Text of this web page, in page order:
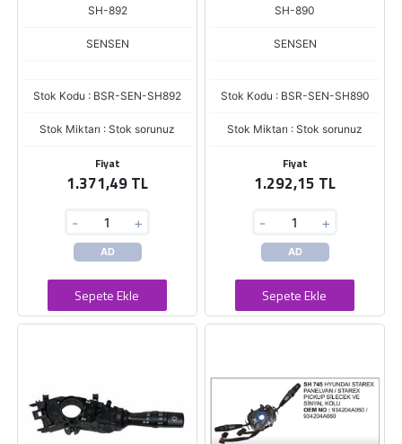
SH-892
SENSEN
Stok Kodu : BSR-SEN-SH892
Stok Miktarı : Stok sorunuz
Fiyat
1.371,49 TL
- +
AD
Sepete Ekle
SH-890
SENSEN
Stok Kodu : BSR-SEN-SH890
Stok Miktarı : Stok sorunuz
Fiyat
1.292,15 TL
- +
AD
Sepete Ekle